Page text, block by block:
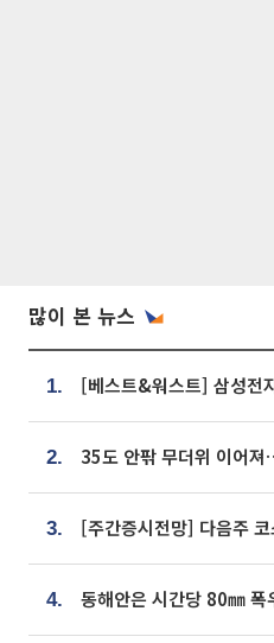
많이 본 뉴스
1.
2.
3.
4.